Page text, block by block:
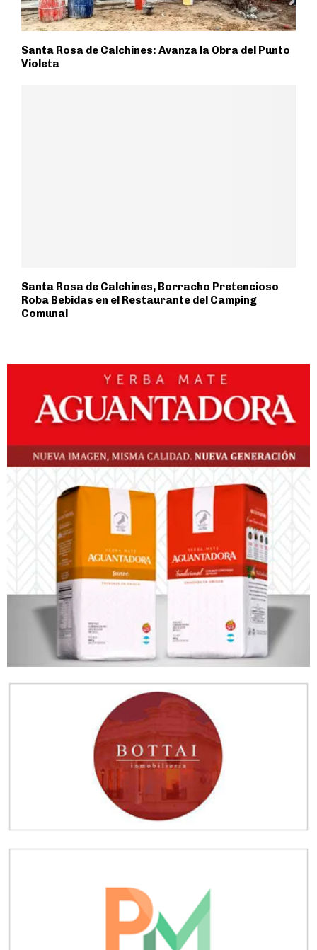
Santa Rosa de Calchines: Avanza la Obra del Punto
Violeta
Santa Rosa de Calchines, Borracho Pretencioso
Roba Bebidas en el Restaurante del Camping
Comunal